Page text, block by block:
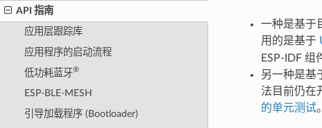
API 指南
应用层跟踪库
应用程序的启动流程
低功耗蓝牙®
ESP-BLE-MESH
引导加载程序 (Bootloader)
一种是基于
用的是基于
ESP-IDF 组
另一种是基
法目前仍在
的单元测试。